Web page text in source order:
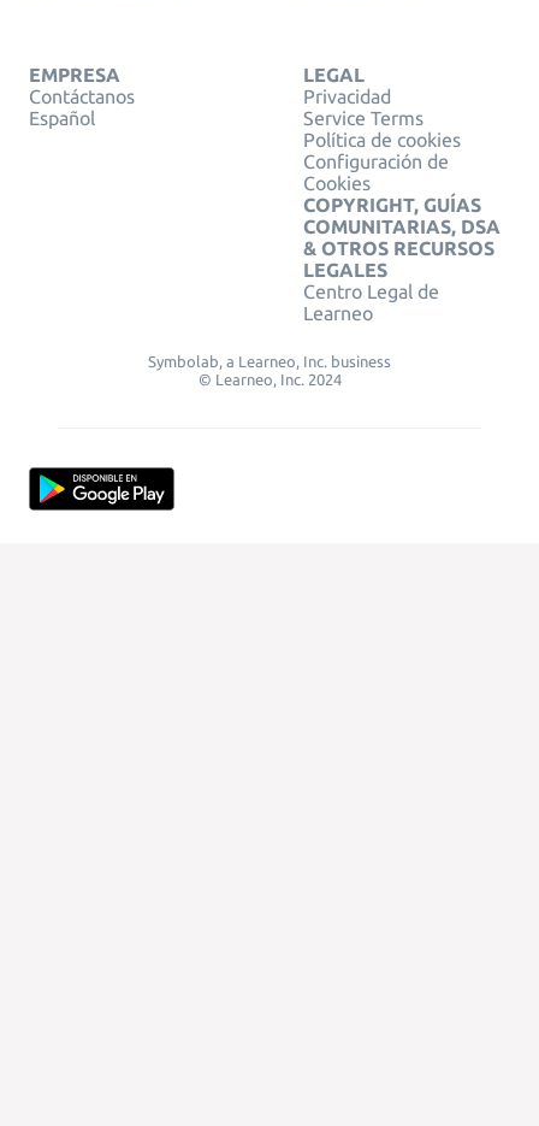
EMPRESA
Contáctanos
Español
LEGAL
Privacidad
Service Terms
Política de cookies
Configuración de
Cookies
COPYRIGHT, GUÍAS
COMUNITARIAS, DSA
& OTROS RECURSOS
LEGALES
Centro Legal de
Learneo
Symbolab, a Learneo, Inc. business
© Learneo, Inc. 2024